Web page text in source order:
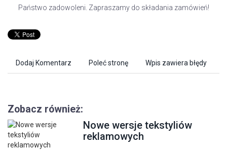
Państwo zadowoleni. Zapraszamy do składania zamówień!
Dodaj Komentarz Poleć stronę Wpis zawiera błędy
Zobacz również:
Nowe wersje tekstyliów
reklamowych